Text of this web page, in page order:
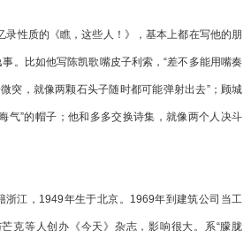
性质的《瞧，这些人！》，基本上都在写他的朋
。比如他写陈凯歌嘴皮子利索，“差不多能用嘴奏
突，就像两颗石头子随时都可能弹射出去”；顾城
气”的帽子；他和多多交换诗集，就像两个人决斗
江，1949年生于北京。1969年到建筑公司当工
克等人创办《今天》杂志，影响很大。系“朦胧